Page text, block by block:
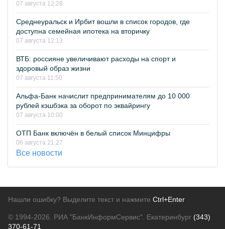
07 августа 12:28
Среднеуральск и Ирбит вошли в список городов, где
доступна семейная ипотека на вторичку
07 августа 12:13
ВТБ: россияне увеличивают расходы на спорт и
здоровый образ жизни
07 августа 11:50
Альфа-Банк начислит предпринимателям до 10 000
рублей кэшбэка за оборот по эквайрингу
07 августа 10:00
ОТП Банк включён в белый список Минцифры
06 августа 21:27
Все новости
Нашли ошибку? Выделите текст и нажмите Ctrl+Enter
© 1994-2026. РИА "БанкИнформСервис". Екатеринбург (343)
370-61-71